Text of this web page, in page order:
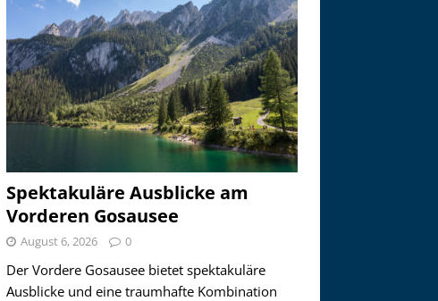
Spektakuläre Ausblicke am
Vorderen Gosausee
August 6, 2026 0
Der Vordere Gosausee bietet spektakuläre
Ausblicke und eine traumhafte Kombination